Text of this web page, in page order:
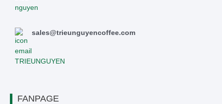
sales@trieunguyencoffee.com
FANPAGE